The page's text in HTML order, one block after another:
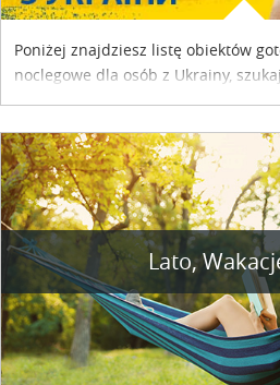
Poniżej znajdziesz listę obiektów
noclegowe dla osób z Ukrainy,
Lato,